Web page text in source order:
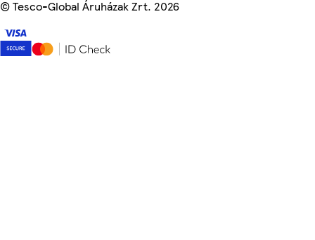
©Tesco-Global Áruházak Zrt. 2026